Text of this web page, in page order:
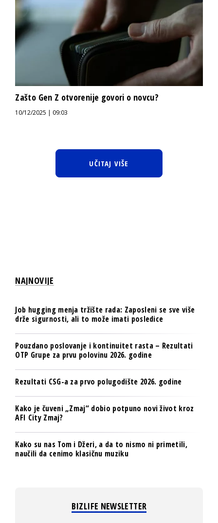
Zašto Gen Z otvorenije govori o novcu?
10/12/2025 | 09:03
UČITAJ VIŠE
NAJNOVIJE
Job hugging menja tržište rada: Zaposleni se sve više
drže sigurnosti, ali to može imati posledice
Pouzdano poslovanje i kontinuitet rasta – Rezultati
OTP Grupe za prvu polovinu 2026. godine
Rezultati CSG-a za prvo polugodište 2026. godine
Kako je čuveni „Zmaj“ dobio potpuno novi život kroz
AFI City Zmaj?
Kako su nas Tom i Džeri, a da to nismo ni primetili,
naučili da cenimo klasičnu muziku
BIZLIFE NEWSLETTER